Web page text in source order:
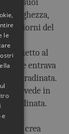
e i suoi
lunghezza,
nei giorni del
Tempietto al
il Sole entrava
una gradinata.
si vede in
gradinata.
di
crea
le
e